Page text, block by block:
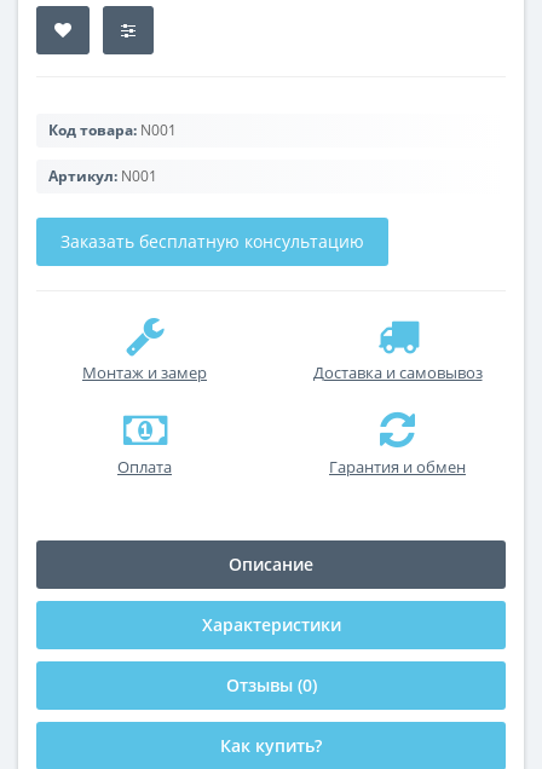
Код товара: N001
Артикул: N001
Заказать бесплатную консультацию
Монтаж и замер Доставка и самовывоз
Оплата Гарантия и обмен
Описание
Характеристики
Отзывы (0)
Как купить?